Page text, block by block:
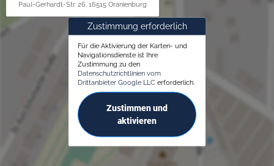
Paul-Gerhardt-Str. 26, 16515 Oranienburg
Zustimmung erforderlich
Für die Aktivierung der Karten- und
Navigationsdienste ist Ihre
Zustimmung zu den
Datenschutzrichtlinien vom
Drittanbieter Google LLC erforderlich.
Zustimmen und
aktivieren